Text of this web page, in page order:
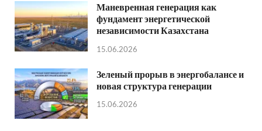
Маневренная генерация как
фундамент энергетической
независимости Казахстана
15.06.2026
Зеленый прорыв в энергобалансе и
новая структура генерации
15.06.2026